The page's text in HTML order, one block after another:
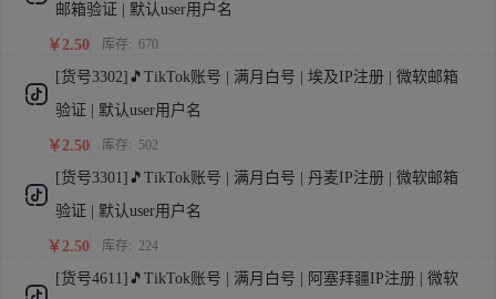
邮箱验证 | 默认user用户名
￥2.50 库存: 670
[货号3302]🎵TikTok账号 | 满月白号 | 埃及IP注册 | 微软邮箱
验证 | 默认user用户名
￥2.50 库存: 502
[货号3301]🎵TikTok账号 | 满月白号 | 丹麦IP注册 | 微软邮箱
验证 | 默认user用户名
￥2.50 库存: 224
[货号4611]🎵TikTok账号 | 满月白号 | 阿塞拜疆IP注册 | 微软